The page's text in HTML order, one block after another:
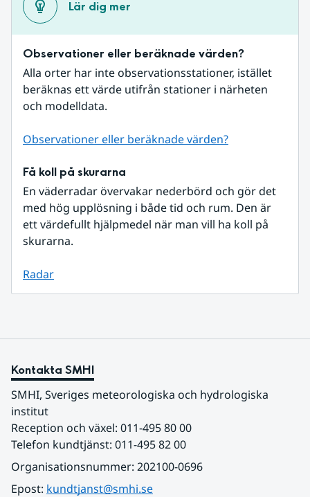
Lär dig mer
Observationer eller beräknade värden?
Alla orter har inte observationsstationer, istället
beräknas ett värde utifrån stationer i närheten
och modelldata.
Observationer eller beräknade värden?
Få koll på skurarna
En väderradar övervakar nederbörd och gör det
med hög upplösning i både tid och rum. Den är
ett värdefullt hjälpmedel när man vill ha koll på
skurarna.
Radar
Kontakta SMHI
SMHI, Sveriges meteorologiska och hydrologiska
institut
Reception och växel: 011-495 80 00
Telefon kundtjänst: 011-495 82 00
Organisationsnummer: 202100-0696
Epost: kundtjanst@smhi.se